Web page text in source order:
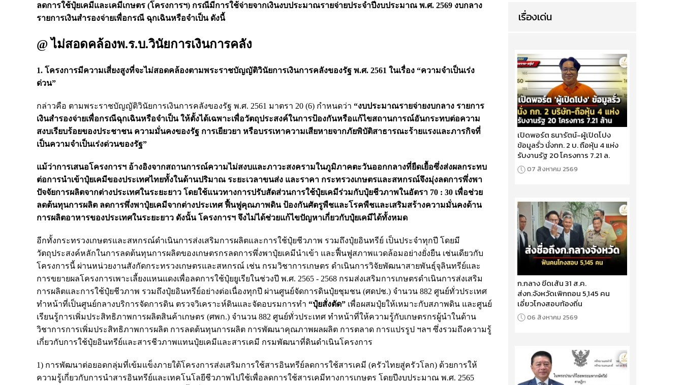
ลดการใช้ปุ๋ยเคมีและเคมีเกษตร (โครงการฯ) กรณีมีการใช้จ่ายจากเงินงบประมาณรายจ่ายประจำปีงบประมาณ พ.ศ. 2569 งบกลาง
รายการเงินสำรองจ่ายเพื่อกรณี ฉุกเฉินหรือจำเป็น ดังนี้
@ ไม่สอดคล้องพ.ร.บ.วินัยการเงินการคลัง
1. โครงการมีความเสี่ยงสูงที่จะไม่สอดคล้องตามพระราชบัญญัติวินัยการเงินการคลังของรัฐ พ.ศ. 2561 ในเรื่อง “ความจำเป็นเร่ง
ด่วน”
กล่าวคือ ตามพระราชบัญญัติวินัยการเงินการคลังของรัฐ พ.ศ. 2561 มาตรา 20 (6) กำหนดว่า “งบประมาณรายจ่ายงบกลาง รายการ
เงินสำรองจ่ายเพื่อกรณีฉุกเฉินหรือจำเป็น ให้ตั้งได้เฉพาะเพื่อวัตถุประสงค์ในการป้องกันหรือแก้ไขสถานการณ์อันกระทบต่อความ
สงบเรียบร้อยของประชาชน ความมั่นคงของรัฐ การเยียวยา หรือบรรเทาความเสียหายจากภัยพิบัติสาธารณะร้ายแรงและภารกิจที่
เป็นความจำเป็นเร่งด่วนของรัฐ”
แม้ว่าการเสนอโครงการฯ อ้างอิงจากสถานการณ์ความไม่สงบและภาวะสงครามในภูมิภาคตะวันออกกลางที่ยืดเยื้อซึ่งส่งผลกระทบ
ต่อการนำเข้าปุ๋ยเคมีของประเทศไทยทั้งในด้านปริมาณ ระยะเวลาขนส่ง และราคา กระทรวงเกษตรและสหกรณ์จึงมุ่งลดการพึ่งพา
ปัจจัยการผลิตจากต่างประเทศในระยะยาว โดยใช้แนวทางการปรับสัดส่วนการใช้ปุ๋ยเคมีร่วมกับปุ๋ยชีวภาพในอัตรา 70 : 30 เพื่อช่วย
ลดต้นทุนการผลิต ลดการพึ่งพาปุ๋ยเคมีจากต่างประเทศ ฟื้นฟูคุณภาพดิน ป้องกันศัตรูพืชและโรคพืชและเสริมสร้างความมั่นคงด้าน
การผลิตอาหารของประเทศในระยะยาว ดังนั้น โครงการฯ จึงไม่ได้ช่วยแก้ไขปัญหาเกี่ยวกับปุ๋ยเคมีได้ทั้งหมด
อีกทั้งกระทรวงเกษตรและสหกรณ์ดำเนินการส่งเสริมการผลิตและการใช้ปุ๋ยชีวภาพ รวมถึงปุ๋ยอินทรีย์ เป็นประจำทุกปี โดยมี
วัตถุประสงค์หลักในการลดต้นทุนการผลิตของเกษตรกรลดการพึ่งพาปุ๋ยเคมีนำเข้า และฟื้นฟูสภาพแวดล้อมอย่างยั่งยืน เช่นเดียวกับ
โครงการนี้ ผ่านหน่วยงานสังกัดกระทรวงเกษตรและสหกรณ์ เช่น กรมวิชาการเกษตร ดำเนินการวิจัยพัฒนาสายพันธุ์จุลินทรีย์และ
การขยายผลโครงการเพาะเลี้ยงแหนแดงเพื่อลดการใช้ปุ๋ยยูเรียในช่วงปี พ.ศ. 2565 - 2568 กรมส่งเสริมการเกษตรดำเนินการส่งเสริม
การผลิตและการใช้ปุ๋ยชีวภาพ รวมถึงปุ๋ยอินทรีย์อย่างต่อเนื่องทุกปี ผ่านศูนย์จัดการดินปุ๋ยชุมชน (ศดปช.) จำนวน 882 ศูนย์ทั่วประเทศ
ทำหน้าที่เป็นศูนย์กลางบริการจัดการดิน ตรวจวิเคราะห์ดินและจัดอบรมการทำ “ปุ๋ยสั่งตัด” เพื่อผสมปุ๋ยให้เหมาะกับสภาพดิน และศูนย์
เรียนรู้การเพิ่มประสิทธิภาพการผลิตสินค้าเกษตร (ศพก.) จำนวน 882 ศูนย์ทั่วประเทศ ทำหน้าที่ให้ความรู้กับเกษตรกรผู้นำในด้าน
วิชาการการเพิ่มประสิทธิภาพการผลิต การลดต้นทุนการผลิต การพัฒนาคุณภาพผลผลิต การตลาด การแปรรูป ฯลฯ ซึ่งรวมถึงความรู้
เกี่ยวกับการใช้ปุ๋ยอินทรีย์และสารชีวภาพแทนปุ๋ยเคมีและสารเคมี กรมพัฒนาที่ดินดำเนินโครงการ
1) การพัฒนาต่อยอดกลุ่มที่เข้มแข็งภายใต้โครงการส่งเสริมการใช้สารอินทรีย์ลดการใช้สารเคมี (ครัวไทยสู่ครัวโลก) ด้วยการให้
ความรู้เกี่ยวกับการนำสารอินทรีย์และเทคโนโลยีชีวภาพไปใช้เพื่อลดการใช้สารเคมีทางการเกษตร โดยปีงบประมาณ พ.ศ. 2565
เรื่องเด่น
เปิดพอร์ต ธนารัตน์-ผู้เปิดโปง
ข้อมูลรั่ว นั่งกก. 2 บ. ถือหุ้น 4 แห่ง
รับงานรัฐ 20 โครงการ 7.21 ล.
07 สิงหาคม 2569
ก.กลาง ขีดเส้น 31 ส.ค.
ส่งก.จังหวัดเพิกถอน 5,145 คน
เอี่ยวโกงสอบท้องถิ่น
06 สิงหาคม 2569